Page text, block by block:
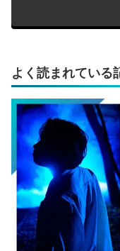
よく読まれている